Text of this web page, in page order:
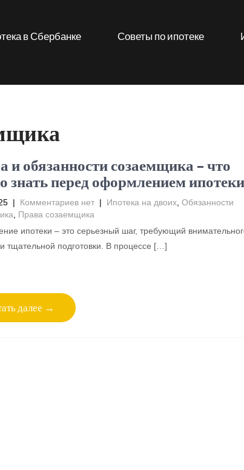
в Сбербанке Советы по ипотеке
и обязанности созаемщика – что
знать перед оформлением ипотеки
| Комментариев нет | Ипотека на двоих, Обязанности
Права созаемщика
ипотеки – это серьезный шаг, требующий
тщательной подготовки. В процессе […]
далее →